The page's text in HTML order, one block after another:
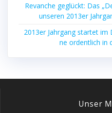
Revan­che geglückt: Das
unse­ren 2013er
2013er Jahr­gang star­tet
ne ordent­lich in
Unser